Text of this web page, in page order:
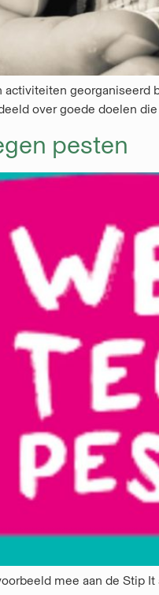
activiteiten
over goede doelen
pesten
mee aan de Stip It